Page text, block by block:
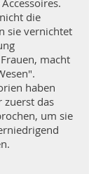
die
sie vernichtet
macht
haben
zuerst das
um sie